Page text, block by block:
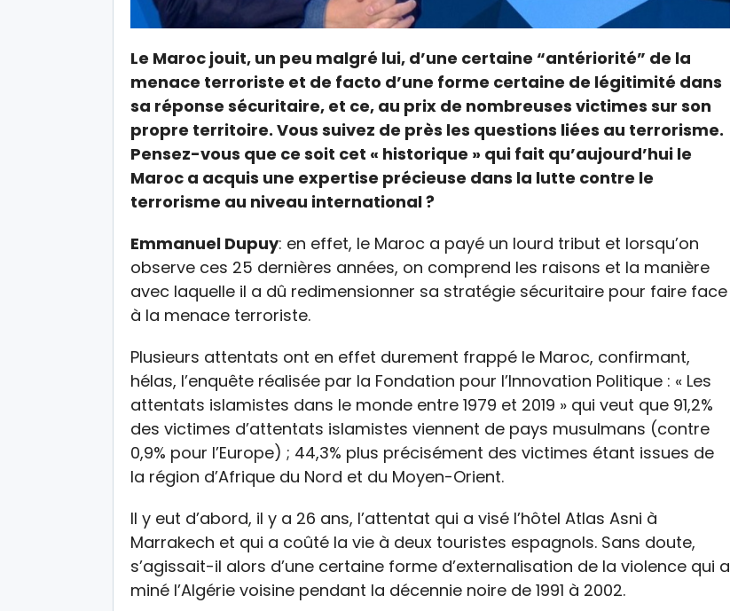
Le Maroc jouit, un peu malgré lui, d’une certaine “antériorité” de la
menace terroriste et de facto d’une forme certaine de légitimité dans
sa réponse sécuritaire, et ce, au prix de nombreuses victimes sur son
propre territoire. Vous suivez de près les questions liées au terrorisme.
Pensez-vous que ce soit cet « historique » qui fait qu’aujourd’hui le
Maroc a acquis une expertise précieuse dans la lutte contre le
terrorisme au niveau international ?
Emmanuel Dupuy: en effet, le Maroc a payé un lourd tribut et lorsqu’on
observe ces 25 dernières années, on comprend les raisons et la manière
avec laquelle il a dû redimensionner sa stratégie sécuritaire pour faire face
à la menace terroriste.
Plusieurs attentats ont en effet durement frappé le Maroc, confirmant,
hélas, l’enquête réalisée par la Fondation pour l’Innovation Politique : « Les
attentats islamistes dans le monde entre 1979 et 2019 » qui veut que 91,2%
des victimes d’attentats islamistes viennent de pays musulmans (contre
0,9% pour l’Europe) ; 44,3% plus précisément des victimes étant issues de
la région d’Afrique du Nord et du Moyen-Orient.
Il y eut d’abord, il y a 26 ans, l’attentat qui a visé l’hôtel Atlas Asni à
Marrakech et qui a coûté la vie à deux touristes espagnols. Sans doute,
s’agissait-il alors d’une certaine forme d’externalisation de la violence qui a
miné l’Algérie voisine pendant la décennie noire de 1991 à 2002.